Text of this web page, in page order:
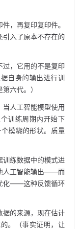
，再复印复印件。
引入了原本不存在的
，它用的不是复印
自身的输出进行训
六代。）
当人工智能模型使用
训练周期内开始下
模糊的形状。质量
训练数据中的模式进
人工智能输出——而
化——这种反馈循环
据的来源，现在估计
。（事实证明，让